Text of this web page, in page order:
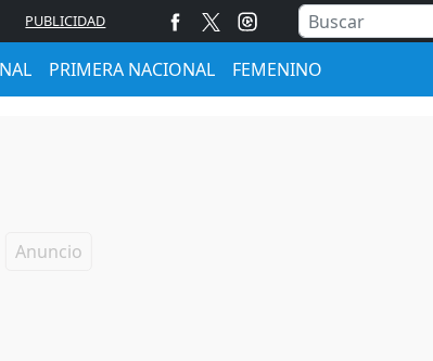
PUBLICIDAD
PRIMERA NACIONAL FEMENINO